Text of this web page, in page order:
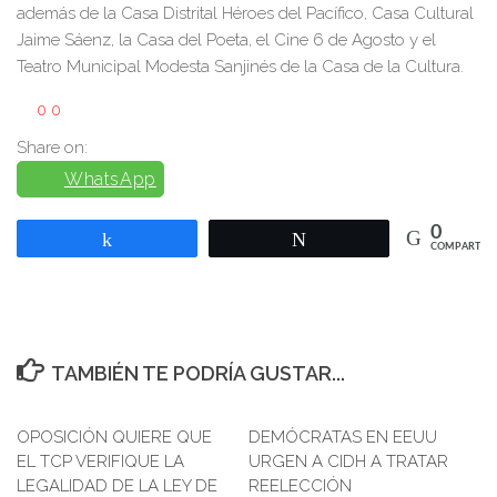
además de la Casa Distrital Héroes del Pacífico, Casa Cultural
Jaime Sáenz, la Casa del Poeta, el Cine 6 de Agosto y el
Teatro Municipal Modesta Sanjinés de la Casa de la Cultura.
0 0
Share on:
WhatsApp
0
COMPARTIR
TAMBIÉN TE PODRÍA GUSTAR...
OPOSICIÓN QUIERE QUE
EL TCP VERIFIQUE LA
LEGALIDAD DE LA LEY DE
DEMÓCRATAS EN EEUU
URGEN A CIDH A TRATAR
REELECCIÓN